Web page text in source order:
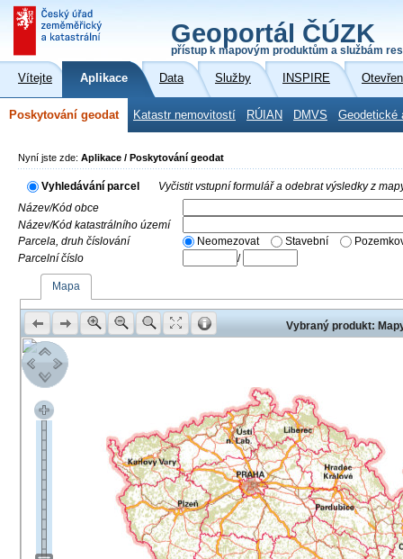
Geoportál ČÚZK
přístup k mapovým produktům a službám
Vítejte Aplikace Data Služby INSPIRE
Poskytování geodat Katastr nemovitostí RÚIAN DMVS Geodetické
Nyní jste zde: Aplikace / Poskytování geodat
Vyhledávání parcel
Vyčistit vstupní formulář a odebrat výsledky z
Název/Kód obce
Název/Kód katastrálního území
Parcela, druh číslování
Neomezovat Stavební
Parcelní číslo
/
Mapa
Vybraný produkt: